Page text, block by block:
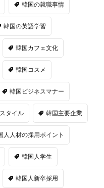
韓国の就職事情
韓国の英語学習
韓国カフェ文化
韓国コスメ
韓国ビジネスマナー
タイル 韓国主要企業
人人材の採用ポイント
韓国人学生
韓国人新卒採用